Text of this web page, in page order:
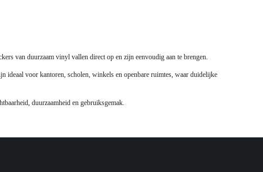
van duurzaam vinyl vallen direct op en zijn eenvoudig aan te brengen.
ideaal voor kantoren, scholen, winkels en openbare ruimtes, waar duidelijke
duurzaamheid en gebruiksgemak.